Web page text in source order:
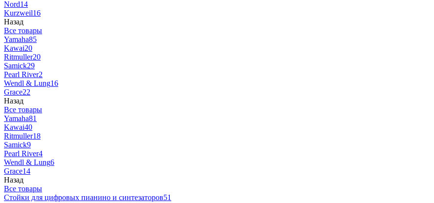
Nord14
Kurzweil16
Назад
Все товары
Yamaha85
Kawai20
Ritmuller20
Samick29
Pearl River2
Wendl & Lung16
Grace22
Назад
Все товары
Yamaha81
Kawai40
Ritmuller18
Samick9
Pearl River4
Wendl & Lung6
Grace14
Назад
Все товары
Стойки для цифровых пианино и синтезаторов51